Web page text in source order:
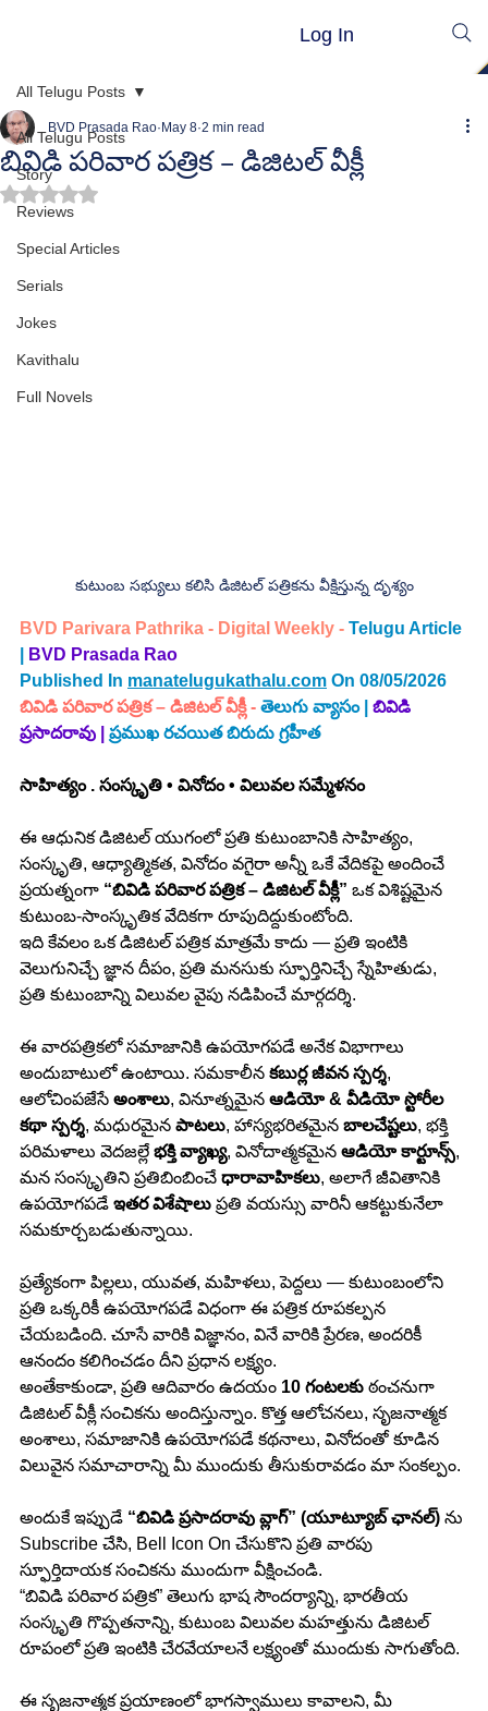
Log In
All Telugu Posts
Story
Reviews
Special Articles
Serials
Jokes
Kavithalu
Full Novels
All Telugu Posts
బివిడి పరివార పత్రిక – డిజిటల్ వీక్లీ
BVD Prasada Rao May 8 2 min read
Rated NaN out of 5 stars.
కుటుంబ సభ్యులు కలిసి డిజిటల్ పత్రికను వీక్షిస్తున్న దృశ్యం
BVD Parivara Pathrika - Digital Weekly - Telugu Article
BVD Prasada Rao
Published In manatelugukathalu.com On 08/05/2026
బివిడి పరివార పత్రిక – డిజిటల్ వీక్లీ - తెలుగు వ్యాసం | బివిడి
ప్రసాదరావు | ప్రముఖ రచయిత బిరుదు గ్రహీత
సాహిత్యం . సంస్కృతి • వినోదం • విలువల సమ్మేళనం
ఈ ఆధునిక డిజిటల్ యుగంలో ప్రతి కుటుంబానికి సాహిత్యం,
సంస్కృతి, ఆధ్యాత్మికత, వినోదం వగైరా అన్నీ ఒకే వేదికపై అందించే
ప్రయత్నంగా “బివిడి పరివార పత్రిక – డిజిటల్ వీక్లీ” ఒక విశిష్టమైన
కుటుంబ-సాంస్కృతిక వేదికగా రూపుదిద్దుకుంటోంది.
ఇది కేవలం ఒక డిజిటల్ పత్రిక మాత్రమే కాదు — ప్రతి ఇంటికి
వెలుగునిచ్చే జ్ఞాన దీపం, ప్రతి మనసుకు స్ఫూర్తినిచ్చే స్నేహితుడు,
ప్రతి కుటుంబాన్ని విలువల వైపు నడిపించే మార్గదర్శి.
ఈ వారపత్రికలో సమాజానికి ఉపయోగపడే అనేక విభాగాలు
అందుబాటులో ఉంటాయి. సమకాలీన కబుర్ల జీవన స్పర్శ,
ఆలోచింపజేసే అంశాలు, వినూత్నమైన ఆడియో & వీడియో స్టోరీల
కథా స్పర్శ, మధురమైన పాటలు, హాస్యభరితమైన బాలచేష్టలు, భక్తి
పరిమళాలు వెదజల్లే భక్తి వ్యాఖ్య, వినోదాత్మకమైన ఆడియో కార్టూన్స్,
మన సంస్కృతిని ప్రతిబింబించే ధారావాహికలు, అలాగే జీవితానికి
ఉపయోగపడే ఇతర విశేషాలు ప్రతి వయస్సు వారినీ ఆకట్టుకునేలా
సమకూర్చబడుతున్నాయి.
ప్రత్యేకంగా పిల్లలు, యువత, మహిళలు, పెద్దలు — కుటుంబంలోని
ప్రతి ఒక్కరికీ ఉపయోగపడే విధంగా ఈ పత్రిక రూపకల్పన
చేయబడింది. చూసే వారికి విజ్ఞానం, వినే వారికి ప్రేరణ, అందరికీ
ఆనందం కలిగించడం దీని ప్రధాన లక్ష్యం.
అంతేకాకుండా, ప్రతి ఆదివారం ఉదయం 10 గంటలకు ఠంచనుగా
డిజిటల్ వీక్లీ సంచికను అందిస్తున్నాం. కొత్త ఆలోచనలు, సృజనాత్మక
అంశాలు, సమాజానికి ఉపయోగపడే కథనాలు, వినోదంతో కూడిన
విలువైన సమాచారాన్ని మీ ముందుకు తీసుకురావడం మా సంకల్పం.
అందుకే ఇప్పుడే “బివిడి ప్రసాదరావు వ్లాగ్” (యూట్యూబ్ ఛానల్) ను
Subscribe చేసి, Bell Icon On చేసుకొని ప్రతి వారపు
స్ఫూర్తిదాయక సంచికను ముందుగా వీక్షించండి.
“బివిడి పరివార పత్రిక” తెలుగు భాష సౌందర్యాన్ని, భారతీయ
సంస్కృతి గొప్పతనాన్ని, కుటుంబ విలువల మహత్తును డిజిటల్
రూపంలో ప్రతి ఇంటికి చేరవేయాలనే లక్ష్యంతో ముందుకు సాగుతోంది.
ఈ సృజనాత్మక ప్రయాణంలో భాగస్వాములు కావాలని, మీ